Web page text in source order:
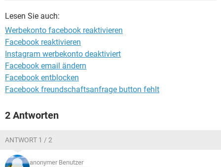
FACEBOOK
Lesen Sie auch:
Werbekonto facebook reaktivieren
Facebook reaktivieren
Instagram werbekonto deaktiviert
Facebook email ändern
Facebook entblocken
Facebook freundschaftsanfrage button fehlt
2 Antworten
ANTWORT 1 / 2
anonymer Benutzer